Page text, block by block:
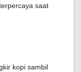
saat
kopi sambil